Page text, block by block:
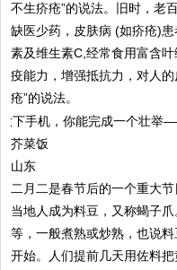
不生疥疮”的说法。旧时，老
缺医少药，皮肤病 (如疥疮)
素及维生素C,经常食用富含
疫能力，增强抵抗力，对人
疮”的说法。
芥菜饭
山东
二月二是春节后的一个重大
当地人成为料豆，又称蝎子
等，一般煮熟或炒熟，也说
开始。人们提前几天用佐料